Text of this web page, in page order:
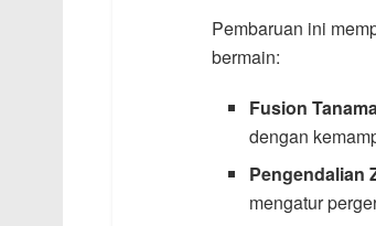
Pembaruan ini
bermain:
Fusion
dengan
Pengendalian
mengatur